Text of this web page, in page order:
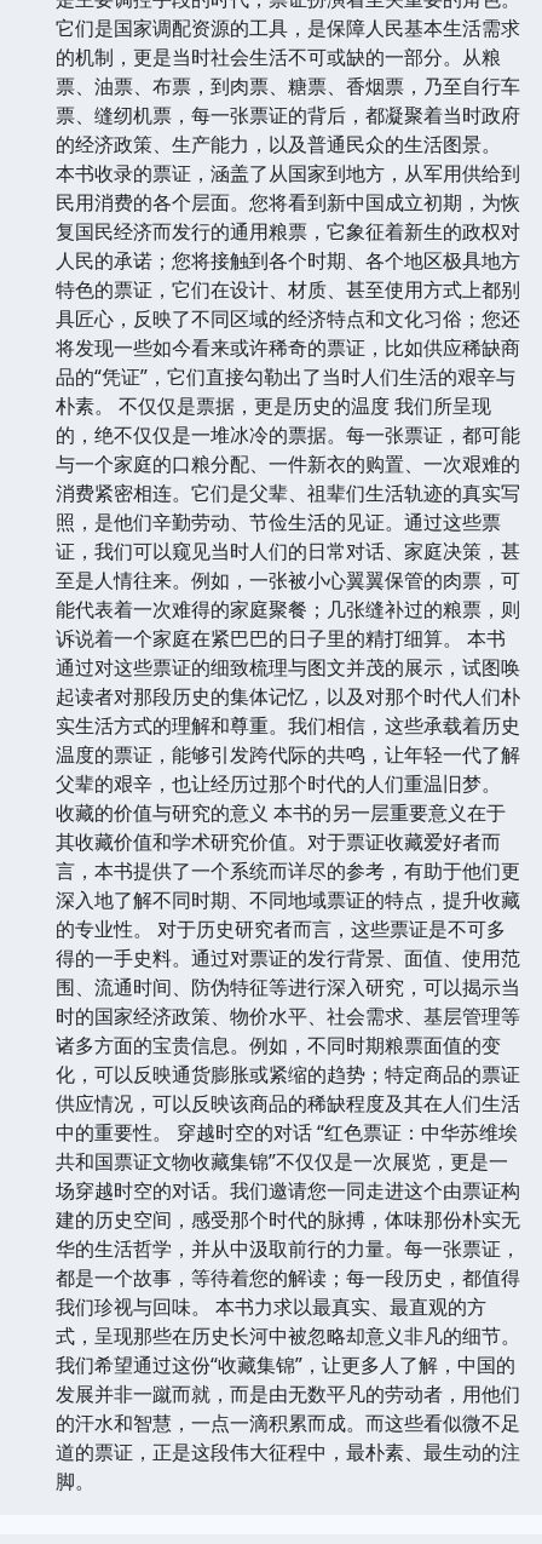
它们是国家调配资源的工具，是保障人民基本生活需求
的机制，更是当时社会生活不可或缺的一部分。从粮
票、油票、布票，到肉票、糖票、香烟票，乃至自行车
票、缝纫机票，每一张票证的背后，都凝聚着当时政府
的经济政策、生产能力，以及普通民众的生活图景。
本书收录的票证，涵盖了从国家到地方，从军用供给到
民用消费的各个层面。您将看到新中国成立初期，为恢
复国民经济而发行的通用粮票，它象征着新生的政权对
人民的承诺；您将接触到各个时期、各个地区极具地方
特色的票证，它们在设计、材质、甚至使用方式上都别
具匠心，反映了不同区域的经济特点和文化习俗；您还
将发现一些如今看来或许稀奇的票证，比如供应稀缺商
品的“凭证”，它们直接勾勒出了当时人们生活的艰辛与
朴素。 不仅仅是票据，更是历史的温度 我们所呈现
的，绝不仅仅是一堆冰冷的票据。每一张票证，都可能
与一个家庭的口粮分配、一件新衣的购置、一次艰难的
消费紧密相连。它们是父辈、祖辈们生活轨迹的真实写
照，是他们辛勤劳动、节俭生活的见证。通过这些票
证，我们可以窥见当时人们的日常对话、家庭决策，甚
至是人情往来。例如，一张被小心翼翼保管的肉票，可
能代表着一次难得的家庭聚餐；几张缝补过的粮票，则
诉说着一个家庭在紧巴巴的日子里的精打细算。 本书
通过对这些票证的细致梳理与图文并茂的展示，试图唤
起读者对那段历史的集体记忆，以及对那个时代人们朴
实生活方式的理解和尊重。我们相信，这些承载着历史
温度的票证，能够引发跨代际的共鸣，让年轻一代了解
父辈的艰辛，也让经历过那个时代的人们重温旧梦。
收藏的价值与研究的意义 本书的另一层重要意义在于
其收藏价值和学术研究价值。对于票证收藏爱好者而
言，本书提供了一个系统而详尽的参考，有助于他们更
深入地了解不同时期、不同地域票证的特点，提升收藏
的专业性。 对于历史研究者而言，这些票证是不可多
得的一手史料。通过对票证的发行背景、面值、使用范
围、流通时间、防伪特征等进行深入研究，可以揭示当
时的国家经济政策、物价水平、社会需求、基层管理等
诸多方面的宝贵信息。例如，不同时期粮票面值的变
化，可以反映通货膨胀或紧缩的趋势；特定商品的票证
供应情况，可以反映该商品的稀缺程度及其在人们生活
中的重要性。 穿越时空的对话 “红色票证：中华苏维埃
共和国票证文物收藏集锦”不仅仅是一次展览，更是一
场穿越时空的对话。我们邀请您一同走进这个由票证构
建的历史空间，感受那个时代的脉搏，体味那份朴实无
华的生活哲学，并从中汲取前行的力量。每一张票证，
都是一个故事，等待着您的解读；每一段历史，都值得
我们珍视与回味。 本书力求以最真实、最直观的方
式，呈现那些在历史长河中被忽略却意义非凡的细节。
我们希望通过这份“收藏集锦”，让更多人了解，中国的
发展并非一蹴而就，而是由无数平凡的劳动者，用他们
的汗水和智慧，一点一滴积累而成。而这些看似微不足
道的票证，正是这段伟大征程中，最朴素、最生动的注
脚。